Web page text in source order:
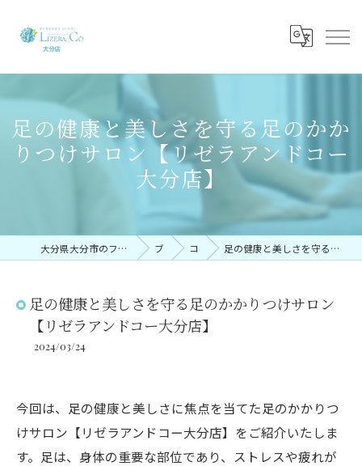
足の健康と美しさを守る足のかか
りつけサロン【リゼラアンドコー
大分店】
大分県大分市のフットケアならリゼラアンドコー大分店 ブログ コラム 足の健康と美しさを守る足のかかりつけサロン【リゼラアンドコー大分店】
足の健康と美しさを守る足のかかりつけサロン
【リゼラアンドコー大分店】
2024/03/24
今回は、足の健康と美しさに焦点を当てた足のかかりつ
けサロン【リゼラアンドコー大分店】をご紹介いたしま
す。足は、身体の重要な部位であり、ストレスや疲れが